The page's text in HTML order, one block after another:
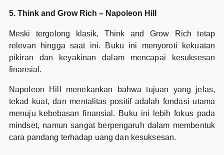
5. Think and Grow Rich – Napoleon Hill
Meski tergolong klasik, Think and Grow Rich tetap
relevan hingga saat ini. Buku ini menyoroti kekuatan
pikiran dan keyakinan dalam mencapai kesuksesan
finansial.
Napoleon Hill menekankan bahwa tujuan yang jelas,
tekad kuat, dan mentalitas positif adalah fondasi utama
menuju kebebasan finansial. Buku ini lebih fokus pada
mindset, namun sangat berpengaruh dalam membentuk
cara pandang terhadap uang dan kesuksesan.